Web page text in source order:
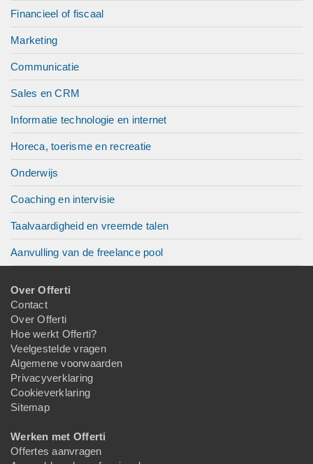
Financieel of fiscaal
Marketing
Communicatie
Sales en CRM
Informatie technologie en internet
Horeca, toerisme en recreatie
Onderwijs
Coaching en intervisie
Taalvaardigheid en vreemde talen
Aanvulling van de freelance pool
Over Offerti
Contact
Over Offerti
Hoe werkt Offerti?
Veelgestelde vragen
Algemene voorwaarden
Privacyverklaring
Cookieverklaring
Sitemap
Werken met Offerti
Offertes aanvragen